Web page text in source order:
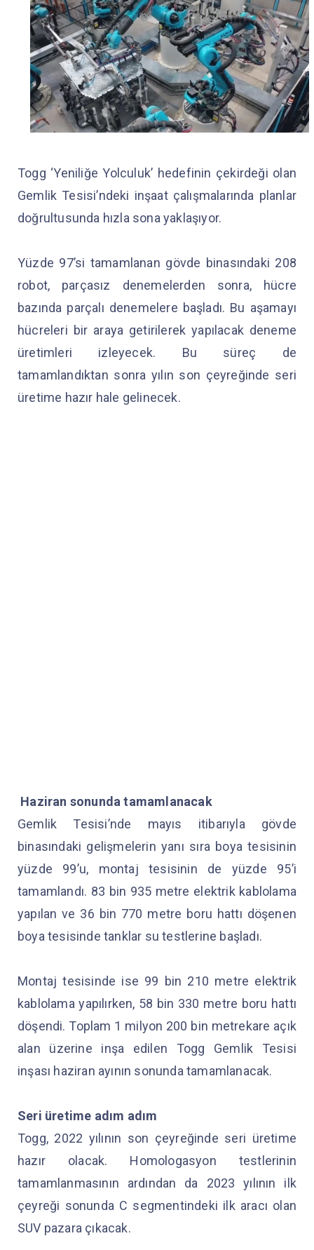
Togg ‘Yeniliğe Yolculuk’ hedefinin çekirdeği olan
Gemlik Tesisi’ndeki inşaat çalışmalarında planlar
doğrultusunda hızla sona yaklaşıyor.
Yüzde 97’si tamamlanan gövde binasındaki 208
robot, parçasız denemelerden sonra, hücre
bazında parçalı denemelere başladı. Bu aşamayı
hücreleri bir araya getirilerek yapılacak deneme
üretimleri izleyecek. Bu süreç de
tamamlandıktan sonra yılın son çeyreğinde seri
üretime hazır hale gelinecek.
Haziran sonunda tamamlanacak
Gemlik Tesisi’nde mayıs itibarıyla gövde
binasındaki gelişmelerin yanı sıra boya tesisinin
yüzde 99’u, montaj tesisinin de yüzde 95’i
tamamlandı. 83 bin 935 metre elektrik kablolama
yapılan ve 36 bin 770 metre boru hattı döşenen
boya tesisinde tanklar su testlerine başladı.
Montaj tesisinde ise 99 bin 210 metre elektrik
kablolama yapılırken, 58 bin 330 metre boru hattı
döşendi. Toplam 1 milyon 200 bin metrekare açık
alan üzerine inşa edilen Togg Gemlik Tesisi
inşası haziran ayının sonunda tamamlanacak.
Seri üretime adım adım
Togg, 2022 yılının son çeyreğinde seri üretime
hazır olacak. Homologasyon testlerinin
tamamlanmasının ardından da 2023 yılının ilk
çeyreği sonunda C segmentindeki ilk aracı olan
SUV pazara çıkacak.